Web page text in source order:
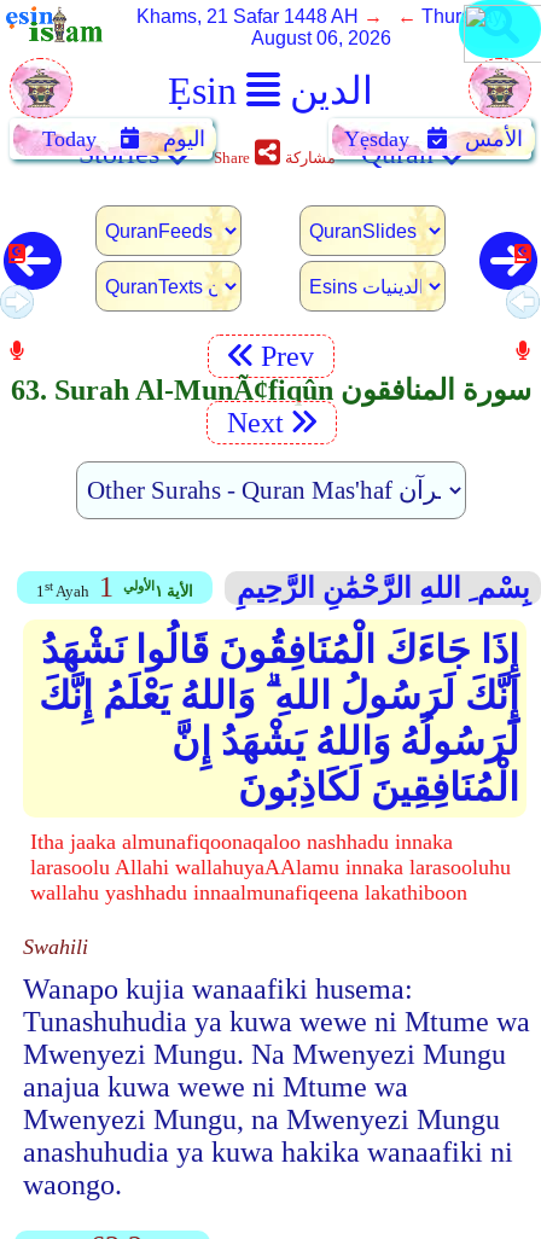
Ẹsin الدين
Khams, 21 Safar 1448 AH → ← Thursday,
August 06, 2026
Today اليوم Yẹsday الأمس Stories Share مشاركة Quran
Prev
63. Surah Al-MunÃ¢fiqûn سورة المنافقون
Next
1stAyah 1 الأية ١ الأولي بِسْم ِ اللهِ الرَّحْمَٰنِ الرَّحِيمِ
إِذَا جَاءَكَ الْمُنَافِقُونَ قَالُوا نَشْهَدُ
إِنَّكَ لَرَسُولُ اللهِ ۗ وَاللهُ يَعْلَمُ إِنَّكَ
لَرَسُولُهُ وَاللهُ يَشْهَدُ إِنَّ
الْمُنَافِقِينَ لَكَاذِبُونَ
Itha jaaka almunafiqoonaqaloo nashhadu innaka
larasoolu Allahi wallahuyaAAlamu innaka larasooluhu
wallahu yashhadu innaalmunafiqeena lakathiboon
Swahili
Wanapo kujia wanaafiki husema:
Tunashuhudia ya kuwa wewe ni Mtume wa
Mwenyezi Mungu. Na Mwenyezi Mungu
anajua kuwa wewe ni Mtume wa
Mwenyezi Mungu, na Mwenyezi Mungu
anashuhudia ya kuwa hakika wanaafiki ni
waongo.